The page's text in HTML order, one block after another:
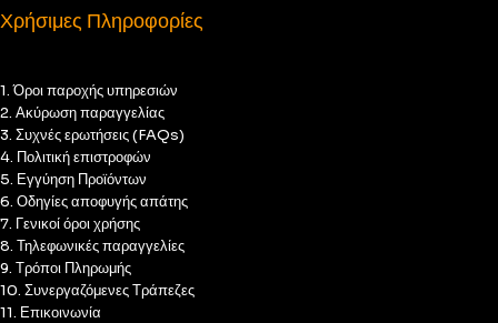
Χρήσιμες Πληροφορίες
1. Όροι παροχής υπηρεσιών
2. Ακύρωση παραγγελίας
3. Συχνές ερωτήσεις (FAQs)
4. Πολιτική επιστροφών
5. Εγγύηση Προϊόντων
6. Οδηγίες αποφυγής απάτης
7. Γενικοί όροι χρήσης
8. Τηλεφωνικές παραγγελίες
9. Τρόποι Πληρωμής
10. Συνεργαζόμενες Τράπεζες
11. Επικοινωνία